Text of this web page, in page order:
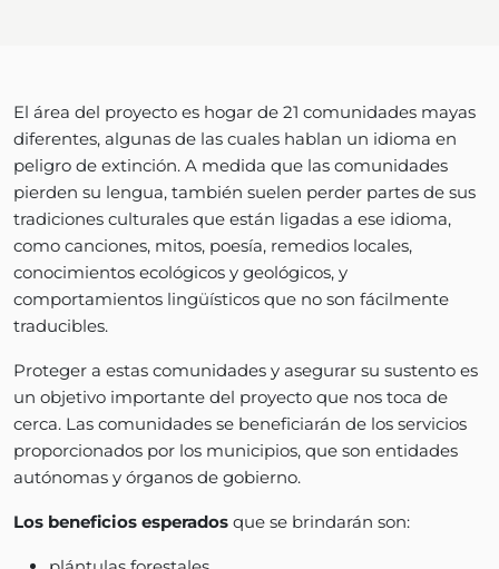
El área del proyecto es hogar de 21 comunidades mayas
diferentes, algunas de las cuales hablan un idioma en
peligro de extinción. A medida que las comunidades
pierden su lengua, también suelen perder partes de sus
tradiciones culturales que están ligadas a ese idioma,
como canciones, mitos, poesía, remedios locales,
conocimientos ecológicos y geológicos, y
comportamientos lingüísticos que no son fácilmente
traducibles.
Proteger a estas comunidades y asegurar su sustento es
un objetivo importante del proyecto que nos toca de
cerca. Las comunidades se beneficiarán de los servicios
proporcionados por los municipios, que son entidades
autónomas y órganos de gobierno.
Los beneficios esperados que se brindarán son: